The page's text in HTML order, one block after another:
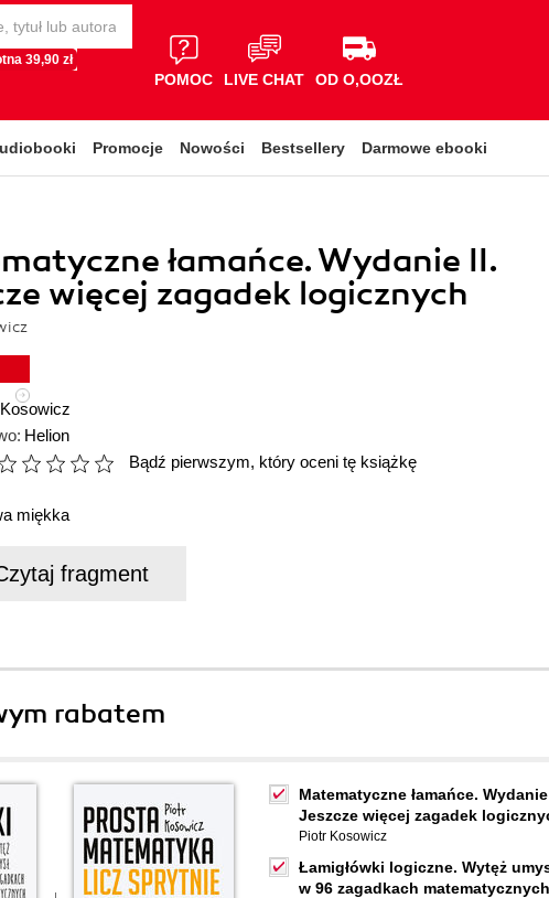
39,90 zł
POMOC LIVE CHAT OD O,OOZŁ
Promocje Nowości Bestsellery Darmowe ebooki
łamańce. Wydanie II.
więcej zagadek logicznych
Helion
Bądź pierwszym, który oceni tę książkę
miękka
fragment
rabatem
Matematyczne łamańce.
Jeszcze więcej zagadek
Piotr Kosowicz
Łamigłówki logiczne. Wytęż
w 96 zagadkach matematycznych